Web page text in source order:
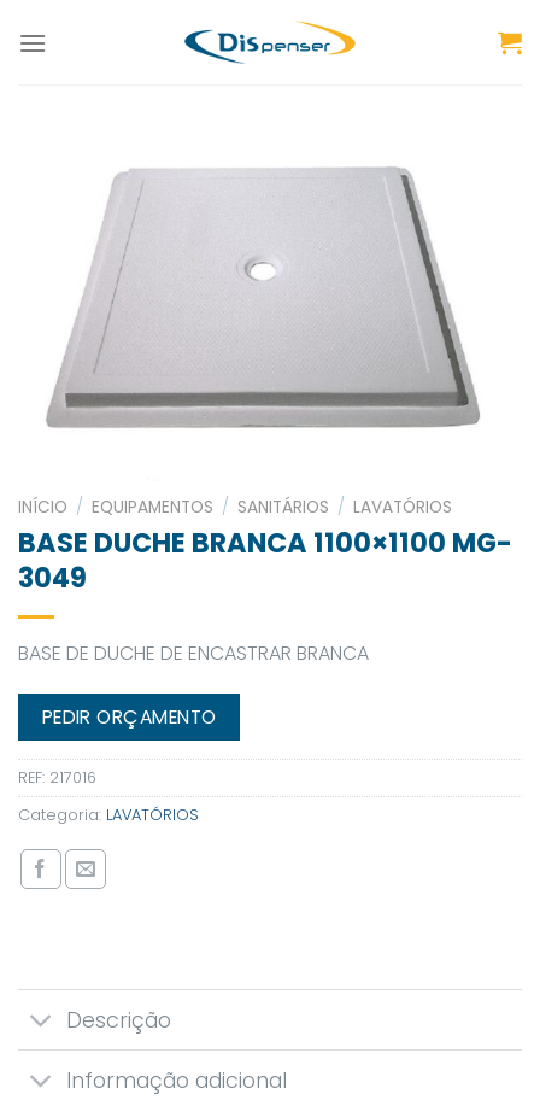
INÍCIO / EQUIPAMENTOS / SANITÁRIOS / LAVATÓRIOS
BASE DUCHE BRANCA 1100×1100 MG-
3049
BASE DE DUCHE DE ENCASTRAR BRANCA
PEDIR ORÇAMENTO
REF: 217016
Categoria: LAVATÓRIOS
Descrição
Informação adicional